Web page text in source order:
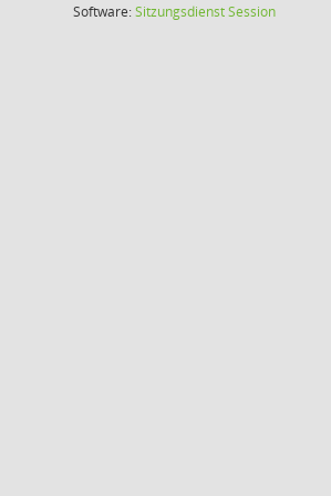
Software:SitzungsdienstSession(Wird in